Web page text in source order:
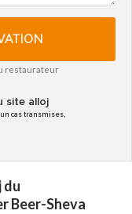
restaurateur
site alloj
cas transmises,
du
Beer-Sheva